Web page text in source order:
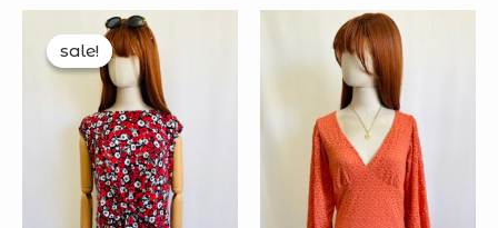
sale!
sale!
original
price
was:
$160.00.